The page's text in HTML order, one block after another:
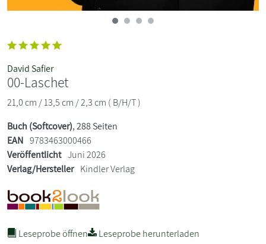
David Safier
00-Laschet
21,0 cm / 13,5 cm / 2,3 cm ( B/H/T )
Buch (Softcover), 288 Seiten
EAN 9783463000466
Veröffentlicht Juni 2026
Verlag/Hersteller Kindler Verlag
Leseprobe öffnen
Leseprobe herunterladen